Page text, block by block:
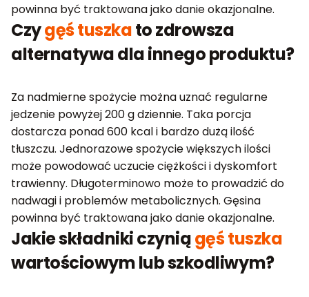
powinna być traktowana jako danie okazjonalne.
Czygęś tuszkato zdrowsza
alternatywa dla innego produktu?
Za nadmierne spożycie można uznać regularne
jedzenie powyżej 200 g dziennie. Taka porcja
dostarcza ponad 600 kcal i bardzo dużą ilość
tłuszczu. Jednorazowe spożycie większych ilości
może powodować uczucie ciężkości i dyskomfort
trawienny. Długoterminowo może to prowadzić do
nadwagi i problemów metabolicznych. Gęsina
powinna być traktowana jako danie okazjonalne.
Jakie składniki czyniągęś tuszka
wartościowym lub szkodliwym?